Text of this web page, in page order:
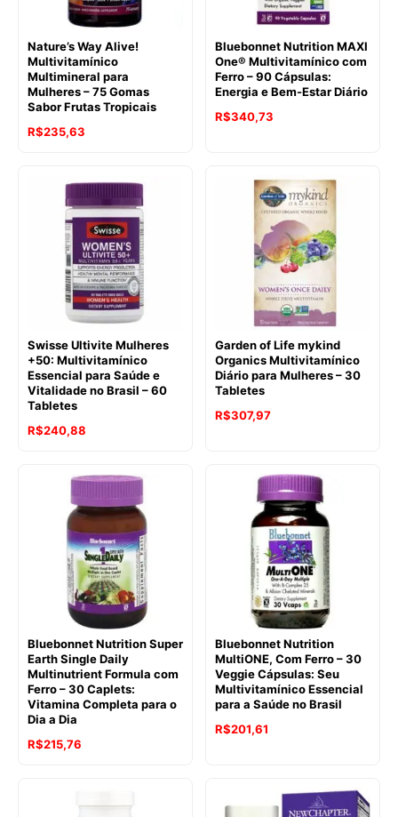
Nature’s Way Alive!
Multivitamínico
Multimineral para
Mulheres – 75 Gomas
Sabor Frutas Tropicais
R$235,63
Bluebonnet Nutrition MAXI
One® Multivitamínico com
Ferro – 90 Cápsulas:
Energia e Bem-Estar Diário
R$340,73
Swisse Ultivite Mulheres
+50: Multivitamínico
Essencial para Saúde e
Vitalidade no Brasil – 60
Tabletes
R$240,88
Garden of Life mykind
Organics Multivitamínico
Diário para Mulheres – 30
Tabletes
R$307,97
Bluebonnet Nutrition Super
Earth Single Daily
Multinutrient Formula com
Ferro – 30 Caplets:
Vitamina Completa para o
Dia a Dia
R$215,76
Bluebonnet Nutrition
MultiONE, Com Ferro – 30
Veggie Cápsulas: Seu
Multivitamínico Essencial
para a Saúde no Brasil
R$201,61